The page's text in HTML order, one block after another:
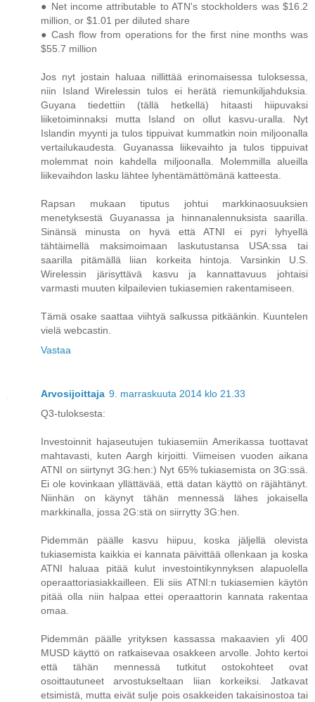
● Net income attributable to ATN's stockholders was $16.2
million, or $1.01 per diluted share
● Cash flow from operations for the first nine months was
$55.7 million
Jos nyt jostain haluaa nillittää erinomaisessa tuloksessa,
niin Island Wirelessin tulos ei herätä riemunkiljahduksia.
Guyana tiedettiin (tällä hetkellä) hitaasti hiipuvaksi
liiketoiminnaksi mutta Island on ollut kasvu-uralla. Nyt
Islandin myynti ja tulos tippuivat kummatkin noin miljoonalla
vertailukaudesta. Guyanassa liikevaihto ja tulos tippuivat
molemmat noin kahdella miljoonalla. Molemmilla alueilla
liikevaihdon lasku lähtee lyhentämättömänä katteesta.
Rapsan mukaan tiputus johtui markkinaosuuksien
menetyksestä Guyanassa ja hinnanalennuksista saarilla.
Sinänsä minusta on hyvä että ATNI ei pyri lyhyellä
tähtäimellä maksimoimaan laskutustansa USA:ssa tai
saarilla pitämällä liian korkeita hintoja. Varsinkin U.S.
Wirelessin järisyttävä kasvu ja kannattavuus johtaisi
varmasti muuten kilpailevien tukiasemien rakentamiseen.
Tämä osake saattaa viihtyä salkussa pitkäänkin. Kuuntelen
vielä webcastin.
Vastaa
Arvosijoittaja 9. marraskuuta 2014 klo 21.33
Q3-tuloksesta:
Investoinnit hajaseutujen tukiasemiin Amerikassa tuottavat
mahtavasti, kuten Aargh kirjoitti. Viimeisen vuoden aikana
ATNI on siirtynyt 3G:hen:) Nyt 65% tukiasemista on 3G:ssä.
Ei ole kovinkaan yllättävää, että datan käyttö on räjähtänyt.
Niinhän on käynyt tähän mennessä lähes jokaisella
markkinalla, jossa 2G:stä on siirrytty 3G:hen.
Pidemmän päälle kasvu hiipuu, koska jäljellä olevista
tukiasemista kaikkia ei kannata päivittää ollenkaan ja koska
ATNI haluaa pitää kulut investointikynnyksen alapuolella
operaattoriasiakkailleen. Eli siis ATNI:n tukiasemien käytön
pitää olla niin halpaa ettei operaattorin kannata rakentaa
omaa.
Pidemmän päälle yrityksen kassassa makaavien yli 400
MUSD käyttö on ratkaisevaa osakkeen arvolle. Johto kertoi
että tähän mennessä tutkitut ostokohteet ovat
osoittautuneet arvostukseltaan liian korkeiksi. Jatkavat
etsimistä, mutta eivät sulje pois osakkeiden takaisinostoa tai